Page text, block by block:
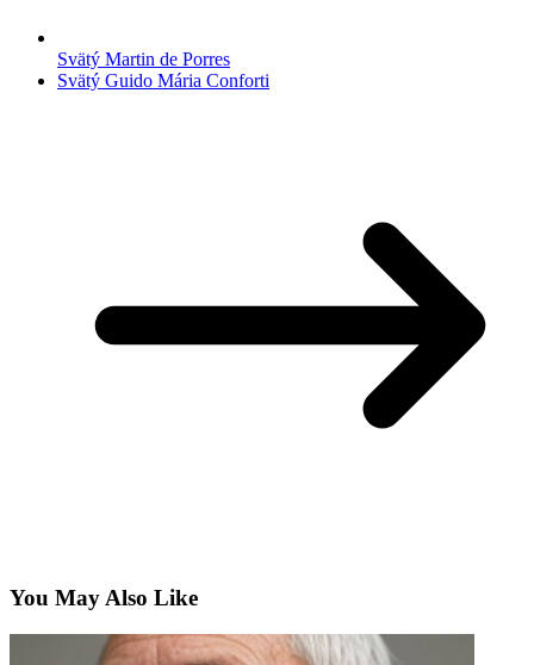
Svätý Martin de Porres
Svätý Guido Mária Conforti
You May Also Like